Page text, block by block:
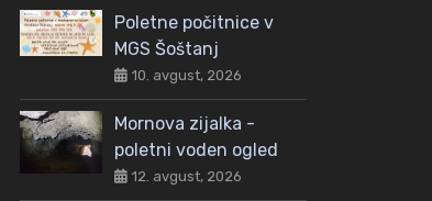
Poletne počitnice v
MGS Šoštanj
10. avgust, 2026
Mornova zijalka -
poletni voden ogled
12. avgust, 2026